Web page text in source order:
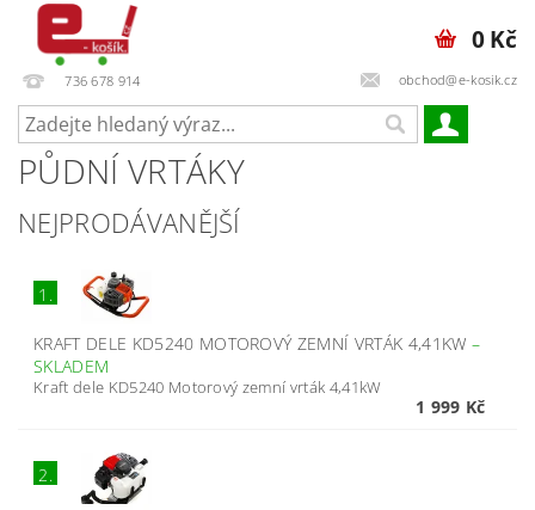
736 678 914 obchod@e-kosik.cz
0 Kč
PŮDNÍ VRTÁKY
NEJPRODÁVANĚJŠÍ
1.
KRAFT DELE KD5240 MOTOROVÝ ZEMNÍ VRTÁK 4,41KW –
SKLADEM
Kraft dele KD5240 Motorový zemní vrták 4,41kW
1 999 Kč
2.